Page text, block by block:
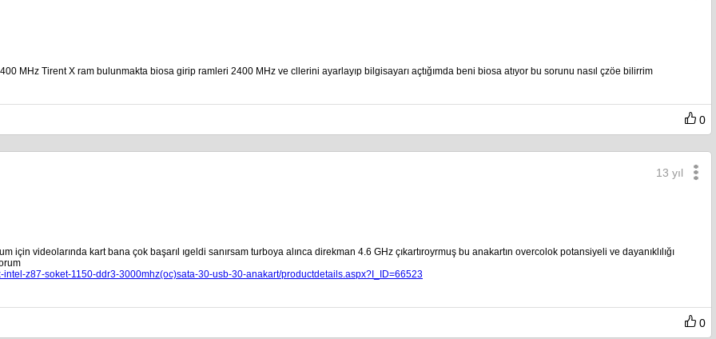
MHz Tirent X ram bulunmakta biosa girip ramleri 2400 MHz ve cllerini ayarlayıp bilgisayarı açtığımda beni biosa atıyor bu sorunu nasıl çzöe bilirrim
0
13 yıl
videolarında kart bana çok başarıl ıgeldi sanırsam turboya alınca direkman 4.6 GHz çıkartıroyrmuş bu anakartın overcolok potansiyeli ve dayanıklılığı
z87-soket-1150-ddr3-3000mhz(oc)sata-30-usb-30-anakart/productdetails.aspx?I_ID=66523
0